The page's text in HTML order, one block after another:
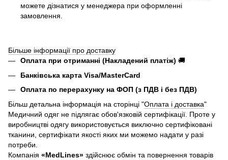
можете дізнатися у менеджера при оформленні
замовлення.
Більше інформації про доставку
Оплата при отриманні (Накладений платіж) 🚚
Банківська карта Visa/MasterCard
Оплата по перерахунку на ФОП (з ПДВ і без ПДВ)
Більш детальна інформація на сторінці "Оплата і доставка"
Медичний одяг не підлягає обов'язковій сертифікації. Проте у
виробництві одягу використовується виключно сертифіковані
тканини, сертифікати якості яких ми можемо надати у разі
потреби.
Компанія «MedLines» здійснює обмін та повернення товарів